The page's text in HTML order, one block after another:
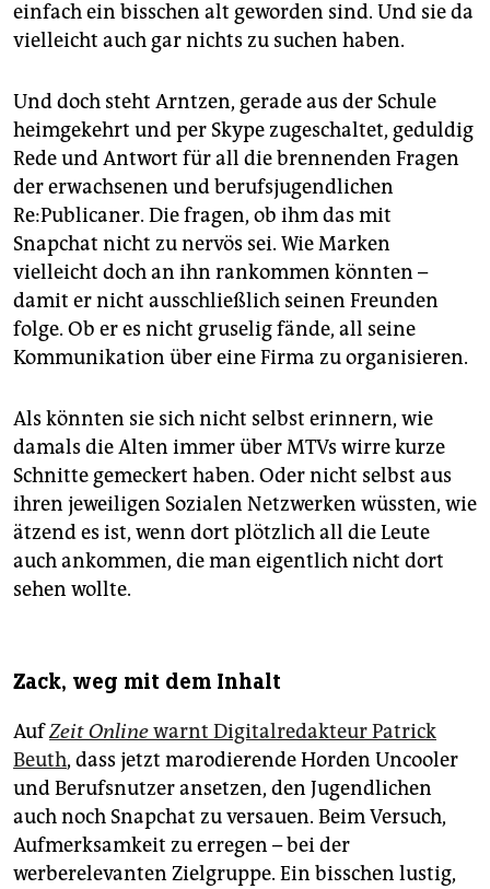
einfach ein bisschen alt geworden sind. Und sie da
vielleicht auch gar nichts zu suchen haben.
Und doch steht Arntzen, gerade aus der Schule
heimgekehrt und per Skype zugeschaltet, geduldig
Rede und Antwort für all die brennenden Fragen
der erwachsenen und berufsjugendlichen
Re:Publicaner. Die fragen, ob ihm das mit
Snapchat nicht zu nervös sei. Wie Marken
vielleicht doch an ihn rankommen könnten –
damit er nicht ausschließlich seinen Freunden
folge. Ob er es nicht gruselig fände, all seine
Kommunikation über eine Firma zu organisieren.
Als könnten sie sich nicht selbst erinnern, wie
damals die Alten immer über MTVs wirre kurze
Schnitte gemeckert haben. Oder nicht selbst aus
ihren jeweiligen Sozialen Netzwerken wüssten, wie
ätzend es ist, wenn dort plötzlich all die Leute
auch ankommen, die man eigentlich nicht dort
sehen wollte.
Zack, weg mit dem Inhalt
AufZeit Onlinewarnt Digitalredakteur Patrick
Beuth, dass jetzt marodierende Horden Uncooler
und Berufsnutzer ansetzen, den Jugendlichen
auch noch Snapchat zu versauen. Beim Versuch,
Aufmerksamkeit zu erregen – bei der
werberelevanten Zielgruppe. Ein bisschen lustig,